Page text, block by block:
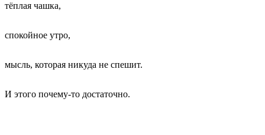
тёплая чашка,
спокойное утро,
мысль, которая никуда не спешит.
И этого почему-то достаточно.